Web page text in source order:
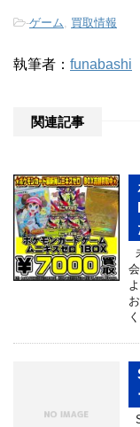
-ゲーム 買取情報
執筆者： funabashi
関連記事